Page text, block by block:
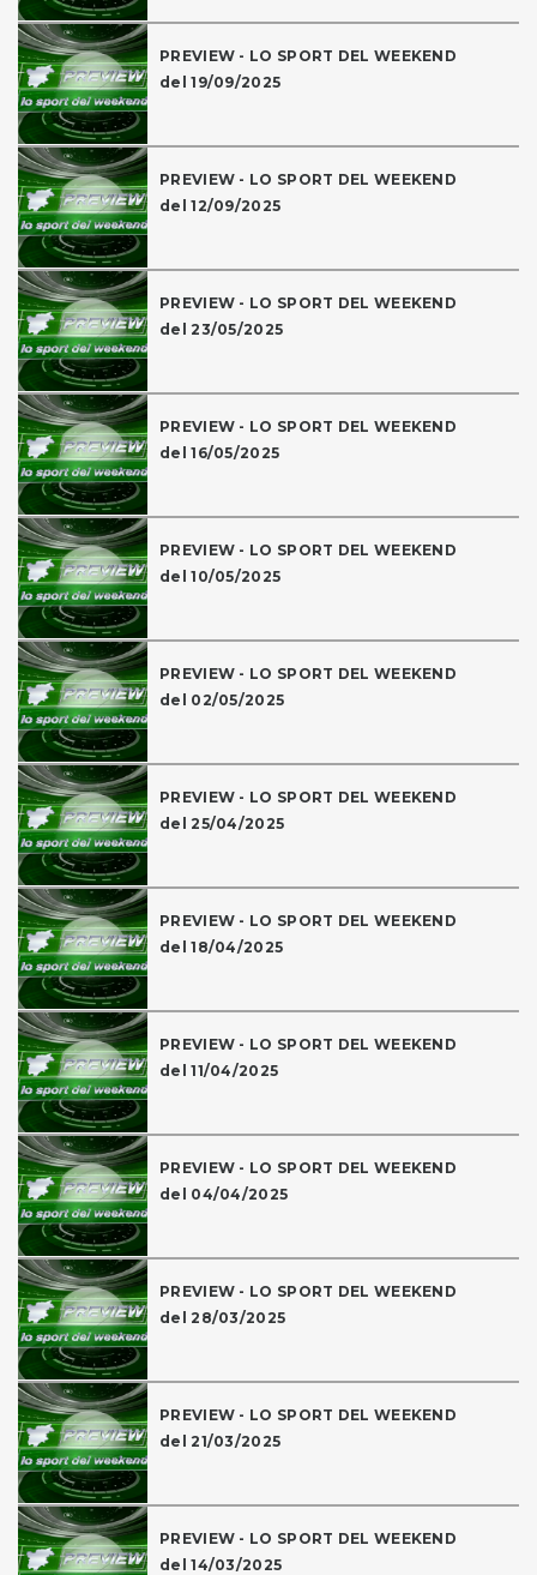
PREVIEW - LO SPORT DEL WEEKEND
del 19/09/2025
PREVIEW - LO SPORT DEL WEEKEND
del 12/09/2025
PREVIEW - LO SPORT DEL WEEKEND
del 23/05/2025
PREVIEW - LO SPORT DEL WEEKEND
del 16/05/2025
PREVIEW - LO SPORT DEL WEEKEND
del 10/05/2025
PREVIEW - LO SPORT DEL WEEKEND
del 02/05/2025
PREVIEW - LO SPORT DEL WEEKEND
del 25/04/2025
PREVIEW - LO SPORT DEL WEEKEND
del 18/04/2025
PREVIEW - LO SPORT DEL WEEKEND
del 11/04/2025
PREVIEW - LO SPORT DEL WEEKEND
del 04/04/2025
PREVIEW - LO SPORT DEL WEEKEND
del 28/03/2025
PREVIEW - LO SPORT DEL WEEKEND
del 21/03/2025
PREVIEW - LO SPORT DEL WEEKEND
del 14/03/2025